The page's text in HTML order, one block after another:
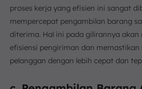
proses kerja yang efisien ini sangat
mempercepat pengambilan barang
diterima. Hal ini pada gilirannya akan
efisiensi pengiriman dan
pelanggan dengan lebih cepat dan